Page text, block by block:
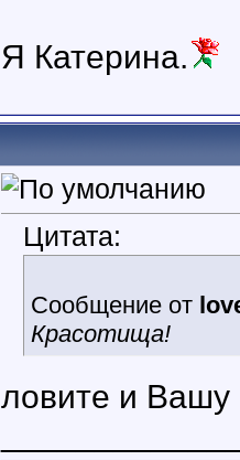
Я Катерина.
Цитата:
Сообщение от
Красотища!
ловите и Вашу